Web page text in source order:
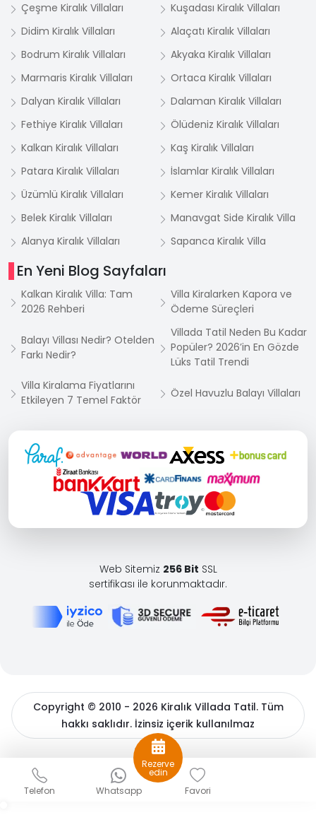
Çeşme Kiralık Villaları
Kuşadası Kiralık Villaları
Didim Kiralık Villaları
Alaçatı Kiralık Villaları
Bodrum Kiralık Villaları
Akyaka Kiralık Villaları
Marmaris Kiralık Villaları
Ortaca Kiralık Villaları
Dalyan Kiralık Villaları
Dalaman Kiralık Villaları
Fethiye Kiralık Villaları
Ölüdeniz Kiralık Villaları
Kalkan Kiralık Villaları
Kaş Kiralık Villaları
Patara Kiralık Villaları
İslamlar Kiralık Villaları
Üzümlü Kiralık Villaları
Kemer Kiralık Villaları
Belek Kiralık Villaları
Manavgat Side Kiralık Villa
Alanya Kiralık Villaları
Sapanca Kiralık Villa
En Yeni Blog Sayfaları
Kalkan Kiralık Villa: Tam
2026 Rehberi
Villa Kiralarken Kapora ve
Ödeme Süreçleri
Balayı Villası Nedir? Otelden
Farkı Nedir?
Villada Tatil Neden Bu Kadar
Popüler? 2026’in En Gözde
Lüks Tatil Trendi
Villa Kiralama Fiyatlarını
Etkileyen 7 Temel Faktör
Özel Havuzlu Balayı Villaları
Web Sitemiz 256 Bit SSL
sertifikası ile korunmaktadır.
Copyright © 2010 - 2026 Kiralık Villada Tatil. Tüm
hakkı saklıdır. İzinsiz içerik kullanılmaz
BöcekSoft
Telefon Whatsapp
Rezerve
edin
Favori
Sizlere daha iyi bir hizmet sunabilmek için çerezler
kullanıyoruz. Detaylı bilgiler içinçerez politikamızı
Verilerin Korunmasıhakkında açıklama metnimizi inceleyin.